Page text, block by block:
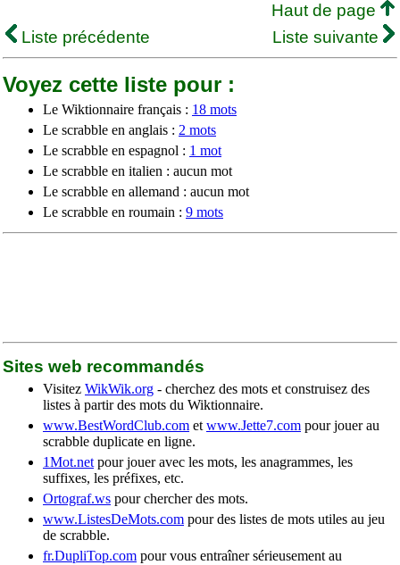
Haut de page
Liste précédente
Liste suivante
Voyez cette liste pour :
Le Wiktionnaire français : 18 mots
Le scrabble en anglais : 2 mots
Le scrabble en espagnol : 1 mot
Le scrabble en italien : aucun mot
Le scrabble en allemand : aucun mot
Le scrabble en roumain : 9 mots
Sites web recommandés
Visitez WikWik.org - cherchez des mots et construisez des
listes à partir des mots du Wiktionnaire.
www.BestWordClub.com et www.Jette7.com pour jouer au
scrabble duplicate en ligne.
1Mot.net pour jouer avec les mots, les anagrammes, les
suffixes, les préfixes, etc.
Ortograf.ws pour chercher des mots.
www.ListesDeMots.com pour des listes de mots utiles au jeu
de scrabble.
fr.DupliTop.com pour vous entraîner sérieusement au